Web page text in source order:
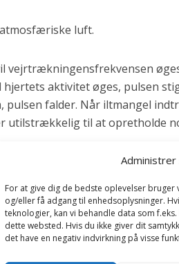
Administrer
For at give dig de bedste oplevelser
og/eller få adgang til enhedsoplysninger.
teknologier, kan vi behandle data som
dette websted. Hvis du ikke giver dit
det have en negativ indvirkning på visse
luft.
vejrtrækningensfrekvensen
aktivitet øges, pulsen
pulsen falder. Når iltmangel
utilstrækkelig til at opretholde
der optræde blivende
skyldes, at centrale dele af
vil blodet få en mørkere